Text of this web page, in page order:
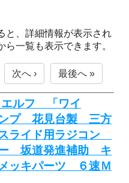
と、詳細情報が表示され
ら一覧も表示できます。
次へ › 最後へ »
ルフ 「ワイ
プ 花見台製 三方
ライド用ラジコン
坂道発進補助 キ
ッキパーツ ６速Ｍ